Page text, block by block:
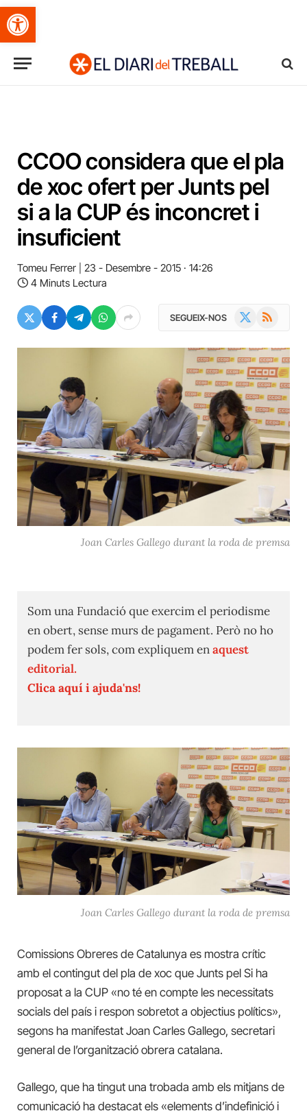
Obre la barra d'eines
CCOO considera que el pla
de xoc ofert per Junts pel
si a la CUP és inconcret i
insuficient
Tomeu Ferrer
23 - Desembre - 2015 · 14:26
4 Minuts Lectura
SEGUEIX-NOS RSS
Joan Carles Gallego durant la roda de premsa
Som una Fundació que exercim el periodisme
en obert, sense murs de pagament. Però no ho
podem fer sols, com expliquem enaquest
editorial.
Clica aquí i ajuda'ns!
Joan Carles Gallego durant la roda de premsa
Comissions Obreres de Catalunya es mostra crític
amb el contingut del pla de xoc que Junts pel Si ha
proposat a la CUP «no té en compte les necessitats
socials del país i respon sobretot a objectius polítics»,
segons ha manifestat Joan Carles Gallego, secretari
general de l’organització obrera catalana.
Gallego, que ha tingut una trobada amb els mitjans de
comunicació ha destacat els «elements d’indefinició i